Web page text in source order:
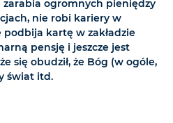
zarabia ogromnych pieniędzy
nie robi kariery w
kartę w zakładzie
pensję i jeszcze jest
się obudził, że Bóg (w ogóle,
świat itd.